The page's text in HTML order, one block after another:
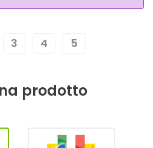
3 4 5
prodotto